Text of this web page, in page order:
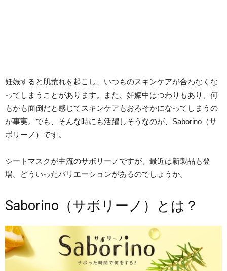
妊娠すると肌荒れを起こし、いつものスキンケアが合わなくな
ってしまうことがあります。また、妊娠中はつわりもあり、何
もかも面倒だと感じてスキンケアもおろそかになってしまうの
が事実。でも、そんな時にも活躍しそうなのが、Saborino（サ
ボリーノ）です。
シートマスクが主流のサボリーノですが、最近は新製品も登
場。どういったバリエーションがあるのでしょうか。
Saborino（サボリーノ）とは？